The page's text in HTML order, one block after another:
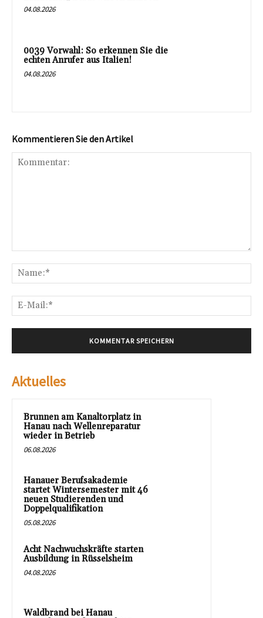
04.08.2026
0039 Vorwahl: So erkennen Sie die
echten Anrufer aus Italien!
04.08.2026
Kommentieren Sie den Artikel
Aktuelles
Brunnen am Kanaltorplatz in
Hanau nach Wellenreparatur
wieder in Betrieb
06.08.2026
Hanauer Berufsakademie
startet Wintersemester mit 46
neuen Studierenden und
Doppelqualifikation
05.08.2026
Acht Nachwuchskräfte starten
Ausbildung in Rüsselsheim
04.08.2026
Waldbrand bei Hanau